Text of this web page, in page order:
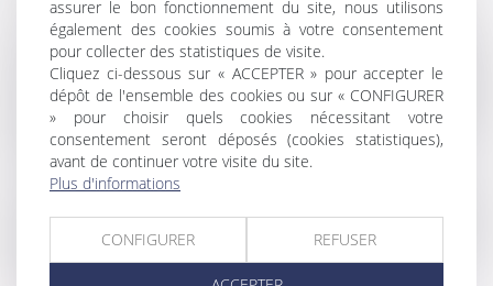
Elle a développé ses compétences dans le domaine
de la copropriété et des baux d’habitation et
commerciaux aux côtés de Maître Arnaud GRAIGNIC
pendant plus de 25 ans, et a décidé de prendre sa
suite conjointement avec Maître Jean-Marc HUMMEL
en 2018, pour créer la SELARL G2 & H.
dans le domaine de la copropriété et des baux
d’habitation, professionnels, commerciaux, loi du 1er
assurer le bon fonctionnement du site, nous utilisons
également des cookies soumis à votre consentement
pour collecter des statistiques de visite.
Cliquez ci-dessous sur « ACCEPTER » pour accepter le
dépôt de l'ensemble des cookies ou sur « CONFIGURER
» pour choisir quels cookies nécessitant votre
consentement seront déposés (cookies statistiques),
avant de continuer votre visite du site.
Plus d'informations
CONFIGURER REFUSER